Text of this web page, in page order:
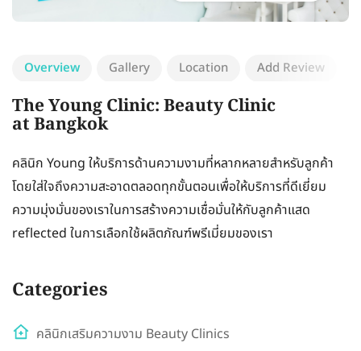
Overview Gallery Location Add Review
The Young Clinic: Beauty Clinic
at Bangkok
คลินิก Young ให้บริการด้านความงามที่หลากหลายสำหรับลูกค้า
โดยใส่ใจถึงความสะอาดตลอดทุกขั้นตอนเพื่อให้บริการที่ดีเยี่ยม
ความมุ่งมั่นของเราในการสร้างความเชื่อมั่นให้กับลูกค้าแสด
reflected ในการเลือกใช้ผลิตภัณฑ์พรีเมี่ยมของเรา
Categories
คลินิกเสริมความงาม Beauty Clinics